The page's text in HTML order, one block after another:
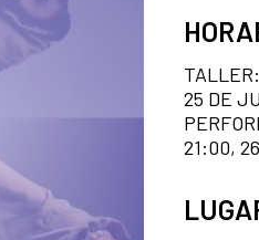
25 DE
21:00,